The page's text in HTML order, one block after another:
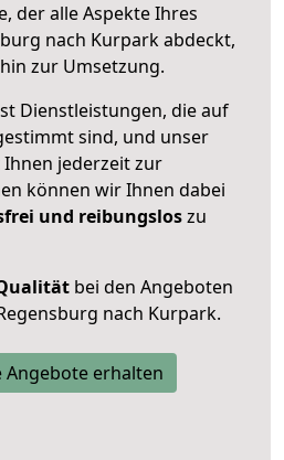
der alle Aspekte Ihres
nach Kurpark abdeckt,
zur Umsetzung.
Dienstleistungen, die auf
sind, und unser
jederzeit zur
können wir Ihnen dabei
und reibungsloszu
bei den Angeboten
nach Kurpark.
Angebote erhalten